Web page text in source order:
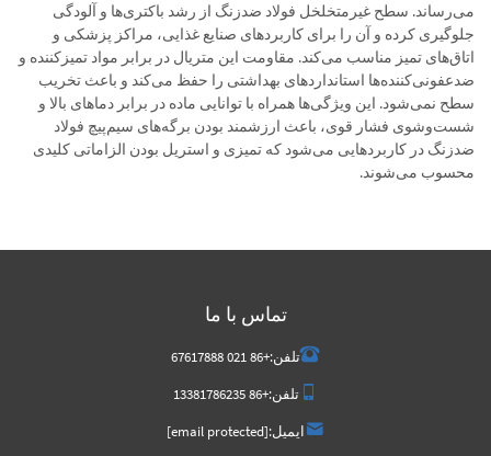
می‌رساند. سطح غیرمتخلخل فولاد ضدزنگ از رشد باکتری‌ها و آلودگی
جلوگیری کرده و آن را برای کاربردهای صنایع غذایی، مراکز پزشکی و
اتاق‌های تمیز مناسب می‌کند. مقاومت این متریال در برابر مواد تمیزکننده و
ضدعفونی‌کننده‌ها استانداردهای بهداشتی را حفظ می‌کند و باعث تخریب
سطح نمی‌شود. این ویژگی‌ها همراه با توانایی ماده در برابر دماهای بالا و
شست‌وشوی فشار قوی، باعث ارزشمند بودن برگه‌های سیم‌پیچ فولاد
ضدزنگ در کاربردهایی می‌شود که تمیزی و استریل بودن الزاماتی کلیدی
محسوب می‌شوند.
تماس با ما
تلفن:+86 021 67617888
تلفن:+86 13381786235
ایمیل:[email protected]